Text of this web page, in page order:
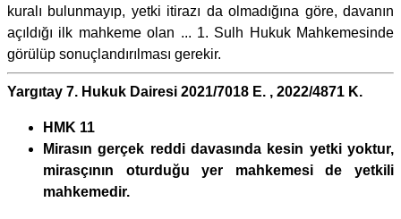
kuralı bulunmayıp, yetki itirazı da olmadığına göre, davanın
açıldığı ilk mahkeme olan ... 1. Sulh Hukuk Mahkemesinde
görülüp sonuçlandırılması gerekir.
Yargıtay 7. Hukuk Dairesi 2021/7018 E. , 2022/4871 K.
HMK 11
Mirasın gerçek reddi davasında kesin yetki yoktur,
mirasçının oturduğu yer mahkemesi de yetkili
mahkemedir.